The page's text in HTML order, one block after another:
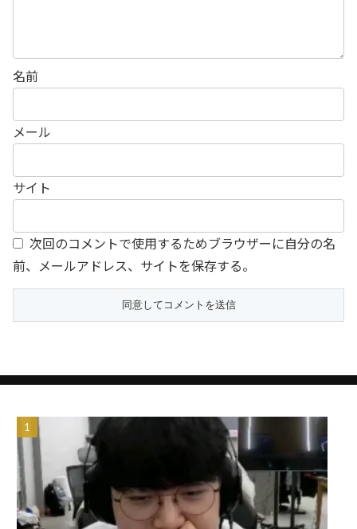
名前
メール
サイト
次回のコメントで使用するためブラウザーに自分の名
前、メールアドレス、サイトを保存する。